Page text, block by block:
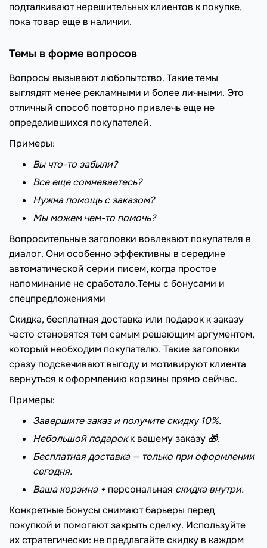
подталкивают нерешительных клиентов к покупке,
пока товар еще в наличии.
Темы в форме вопросов
Вопросы вызывают любопытство. Такие темы
выглядят менее рекламными и более личными. Это
отличный способ повторно привлечь еще не
определившихся покупателей.
Примеры:
Вы что-то забыли?
Все еще сомневаетесь?
Нужна помощь с заказом?
Мы можем чем-то помочь?
Вопросительные заголовки вовлекают покупателя в
диалог. Они особенно эффективны в середине
автоматической серии писем, когда простое
напоминание не сработало.Темы с бонусами и
спецпредложениями
Скидка, бесплатная доставка или подарок к заказу
часто становятся тем самым решающим аргументом,
который необходим покупателю. Такие заголовки
сразу подсвечивают выгоду и мотивируют клиента
вернуться к оформлению корзины прямо сейчас.
Примеры:
Завершите заказ и получите скидку 10%.
Небольшой подарокк вашему заказу 🎁.
Бесплатная доставка — только при оформлении
сегодня.
Ваша корзина + персональная скидка внутри.
Конкретные бонусы снимают барьеры перед
покупкой и помогают закрыть сделку. Используйте
их стратегически: не предлагайте скидку в каждом